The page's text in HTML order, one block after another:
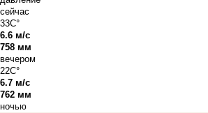
сейчас
33C°
6.6 м/с
758 мм
вечером
22C°
6.7 м/с
762 мм
ночью